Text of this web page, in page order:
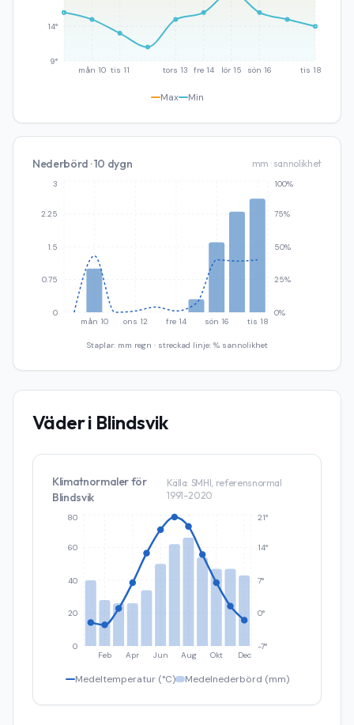
mån 10 tis 11 tors 13 fre 14 lör 15 sön 16 tis 18
9°
14°
Max Min
Nederbörd · 10 dygn mm · sannolikhet
mån 10 ons 12 fre 14 sön 16 tis 18
0
0.75
1.5
2.25
3
0%
25%
50%
75%
100%
Staplar: mm regn · streckad linje: % sannolikhet
Väder i Blindsvik
Klimatnormaler för
Blindsvik
Källa: SMHI, referensnormal
1991–2020
Feb Apr Jun Aug Okt Dec
0
20
40
60
80
-7°
0°
7°
14°
21°
Medeltemperatur (°C) Medelnederbörd (mm)